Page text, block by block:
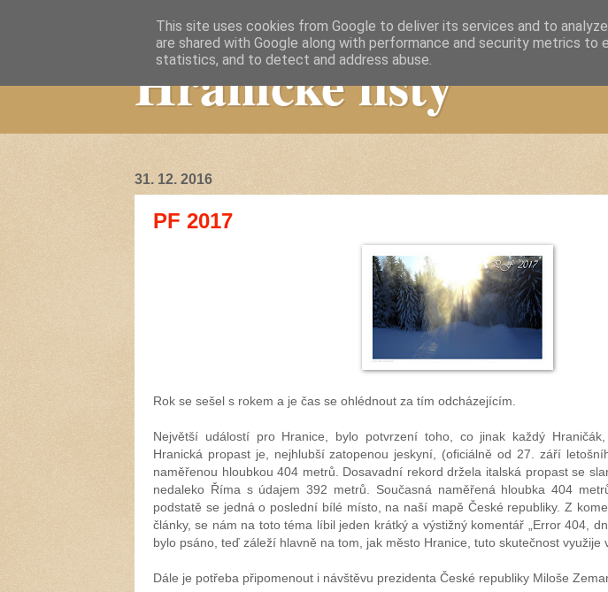
Hranické listy
31. 12. 2016
PF 2017
Rok se sešel s rokem a je čas se ohlédnout za tím odcházejícím.
Největší událostí pro Hranice, bylo potvrzení toho, co jinak každý
Hranická propast je, nejhlubší zatopenou jeskyní, (oficiálně od 27. září
naměřenou hloubkou 404 metrů. Dosavadní rekord držela italská propast se
nedaleko Říma s údajem 392 metrů. Současná naměřená hloubka 404
podstatě se jedná o poslední bílé místo, na naší mapě České republiky. Z
články, se nám na toto téma líbil jeden krátký a výstižný komentář „Error 404,
bylo psáno, teď záleží hlavně na tom, jak město Hranice, tuto skutečnost využije
Dále je potřeba připomenout i návštěvu prezidenta České republiky Miloše
This site uses cookies from Google to deliver its services and to
are shared with Google along with performance and security metrics to
statistics, and to detect and address abuse.